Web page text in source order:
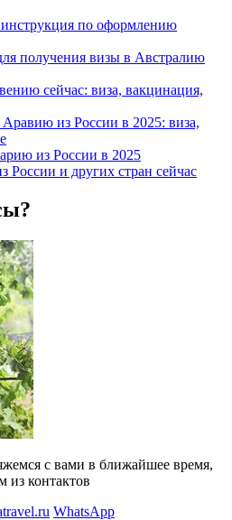
по оформлению
получения визы в Австралию
сейчас: виза, вакцинация,
из России в 2025: виза,
из России в 2025
России и других стран сейчас
с вами в ближайшее время,
из контактов
WhatsApp